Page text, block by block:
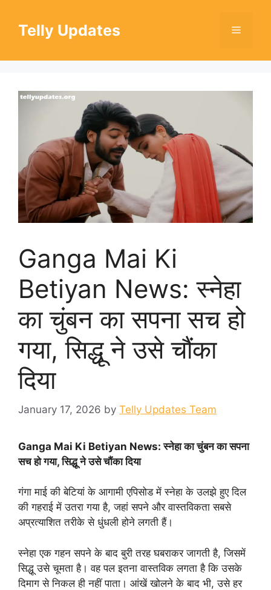
contentTelly Updates Menu
Ganga Mai Ki
Betiyan News: स्नेहा
का चुंबन का सपना सच हो
गया, सिद्धू ने उसे चौंका
दिया
January 17, 2026 by Telly Updates Team
Ganga Mai Ki Betiyan News: स्नेहा का चुंबन का सपना
सच हो गया, सिद्धू ने उसे चौंका दिया
गंगा माई की बेटियां के आगामी एपिसोड में स्नेहा के उलझे हुए दिल
की गहराई में उतरा गया है, जहां सपने और वास्तविकता सबसे
अप्रत्याशित तरीके से धुंधली होने लगती हैं।
स्नेहा एक गहन सपने के बाद बुरी तरह घबराकर जागती है, जिसमें
सिद्धू उसे चूमता है। वह पल इतना वास्तविक लगता है कि उसके
दिमाग से निकल ही नहीं पाता। आंखें खोलने के बाद भी, उसे हर